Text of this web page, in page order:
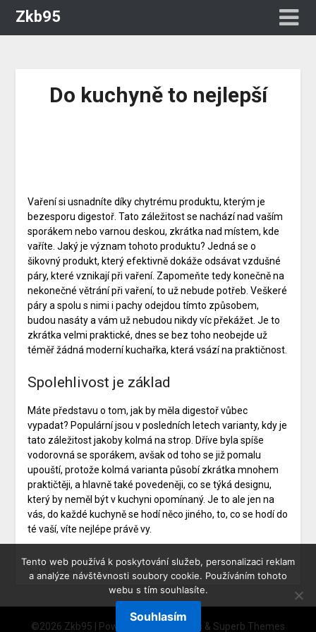
Zkb95
Do kuchyně to nejlepší
Vaření si usnadníte díky chytrému produktu, kterým je
bezesporu digestoř. Tato záležitost se nachází nad vaším
sporákem nebo varnou deskou, zkrátka nad místem, kde
vaříte. Jaký je význam tohoto produktu? Jedná se o
šikovný produkt, který efektivně dokáže odsávat vzdušné
páry, které vznikají při vaření. Zapomeňte tedy konečně na
nekonečné větrání při vaření, to už nebude potřeb. Veškeré
páry a spolu s nimi i pachy odejdou tímto způsobem,
budou nasáty a vám už nebudou nikdy víc překážet. Je to
zkrátka velmi praktické, dnes se bez toho neobejde už
téměř žádná moderní kuchařka, která vsází na praktičnost.
Spolehlivost je základ
Máte představu o tom, jak by měla digestoř vůbec
vypadat? Populární jsou v posledních letech varianty, kdy je
tato záležitost jakoby kolmá na strop. Dříve byla spíše
vodorovná se sporákem, avšak od toho se již pomalu
upouští, protože kolmá varianta působí zkrátka mnohem
praktičtěji, a hlavně také povedeněji, co se týká designu,
který by neměl být v kuchyni opomínaný. Je to ale jen na
vás, do každé kuchyně se hodí něco jiného, to, co se hodí do
té vaší, víte nejlépe právě vy.
©2026 Zkb95 | Powered by WordPress & Superb Themes
Tento web používá k poskytování služeb, personalizaci reklam
a analýze návštěvnosti soubory cookie. Používáním tohoto
webu s tím souhlasíte.
Souhlasím